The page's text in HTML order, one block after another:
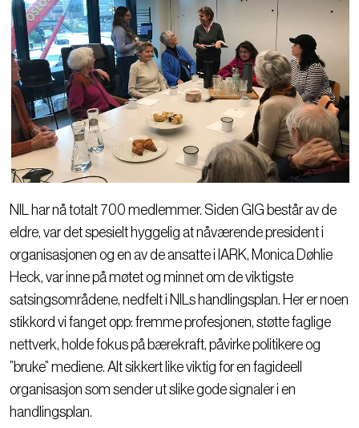
NIL har nå totalt 700 medlemmer. Siden GIG består av de
eldre, var det spesielt hyggelig at nåværende president i
organisasjonen og en av de ansatte i IARK, Monica Døhlie
Heck, var inne på møtet og minnet om de viktigste
satsingsområdene, nedfelt i NILs handlingsplan. Her er noen
stikkord vi fanget opp: fremme profesjonen, støtte faglige
nettverk, holde fokus på bærekraft, påvirke politikere og
”bruke” mediene. Alt sikkert like viktig for en fagideell
organisasjon som sender ut slike gode signaler i en
handlingsplan.